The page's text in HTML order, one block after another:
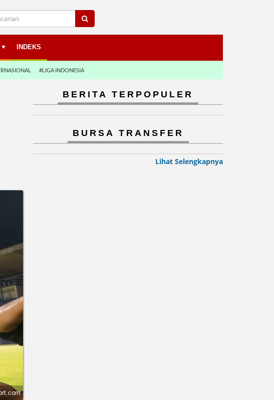
INDEKS
#LIGA INDONESIA
BERITA TERPOPULER
BURSA TRANSFER
Lihat Selengkapnya